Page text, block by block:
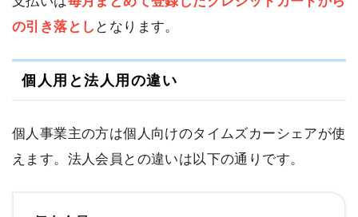
の引き落とし となります。
個人用と法人用の違い
個人事業主の方は個人向けのタイムズカーシェアが使
えます。法人会員との違いは以下の通りです。